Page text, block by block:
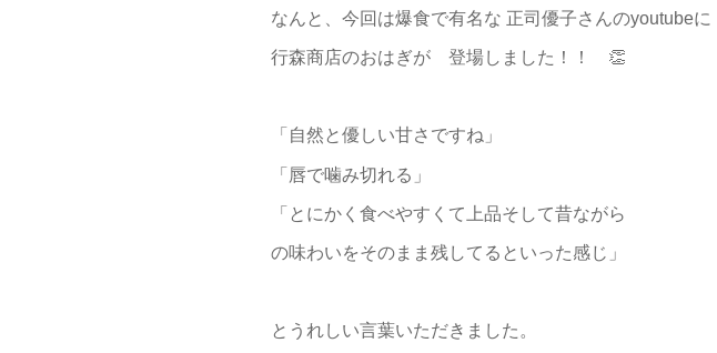
なんと、今回は爆食で有名な 正司優子さんのyoutubeに
行森商店のおはぎが 登場しました！！ 👏
「自然と優しい甘さですね」
「唇で噛み切れる」
「とにかく食べやすくて上品そして昔ながら
の味わいをそのまま残してるといった感じ」
とうれしい言葉いただきました。